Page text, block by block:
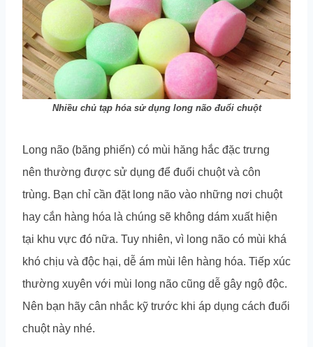
Nhiều chủ tạp hóa sử dụng long não đuổi chuột
Long não (băng phiến) có mùi hăng hắc đặc trưng
nên thường được sử dụng để đuổi chuột và côn
trùng. Bạn chỉ cần đặt long não vào những nơi chuột
hay cắn hàng hóa là chúng sẽ không dám xuất hiện
tại khu vực đó nữa. Tuy nhiên, vì long não có mùi khá
khó chịu và độc hại, dễ ám mùi lên hàng hóa. Tiếp xúc
thường xuyên với mùi long não cũng dễ gây ngộ độc.
Nên bạn hãy cân nhắc kỹ trước khi áp dụng cách đuổi
chuột này nhé.